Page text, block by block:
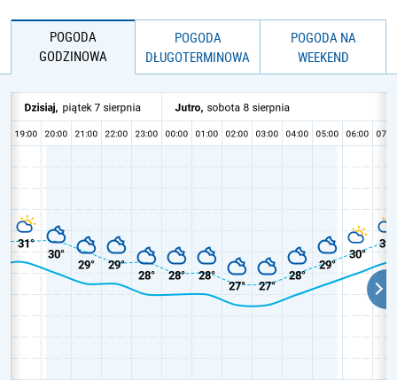
POGODA
GODZINOWA
POGODA
DŁUGOTERMINOWA
POGODA NA
WEEKEND